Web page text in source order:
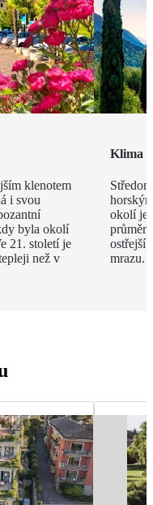
klenotem
i svou
byla okolí
21. století je
než v
Klima
okolí
mrazu.